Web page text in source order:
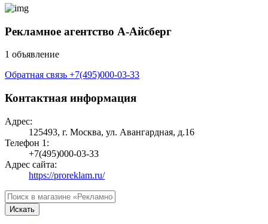
Рекламное агентство А-Айсберг
1 объявление
Обратная связь +7(495)000-03-33
Контактная информация
Адрес:
125493, г. Москва, ул. Авангардная, д.16
Телефон 1:
+7(495)000-03-33
Адрес сайта:
https://proreklam.ru/
Искать